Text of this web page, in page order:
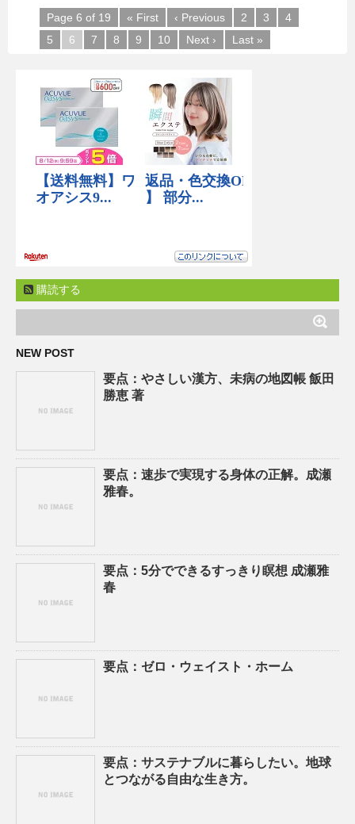
Page 6 of 19 « First ‹ Previous 2 3
4
5
6 7 8 9 10 Next › Last »
購読する
NEW POST
要点：やさしい漢方、未病の地図帳 飯田
勝恵 著
要点：速歩で実現する身体の正解。成瀬
雅春。
要点：5分でできるすっきり瞑想 成瀬雅
春
要点：ゼロ・ウェイスト・ホーム
要点：サステナブルに暮らしたい。地球
とつながる自由な生き方。